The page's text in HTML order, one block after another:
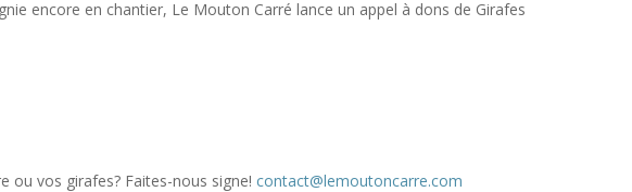
encore en chantier, Le Mouton Carré lance un appel à dons de Girafes
ou vos girafes? Faites-nous signe! contact@lemoutoncarre.com